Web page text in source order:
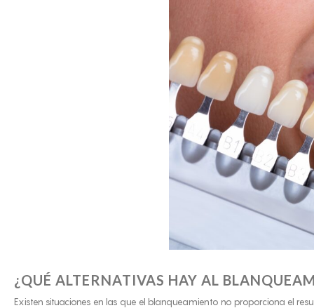
¿QUÉ ALTERNATIVAS HAY AL
Existen situaciones en las que el blanqueamiento no proporciona el